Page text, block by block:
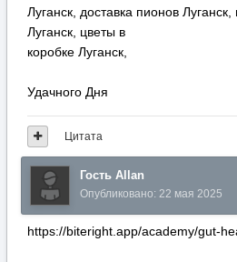
Луганск, доставка пионов Луганск,
Луганск, цветы в
коробке Луганск,
Удачного Дня
Цитата
Гость Allan
Опубликовано: 22 мая 2025
https://biteright.app/academy/gut-